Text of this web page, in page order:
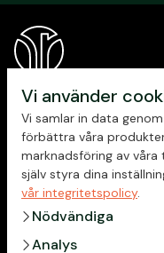
Vi använder
Vi samlar in data
förbättra våra
marknadsföring av
själv styra dina
vår integritetspolicy.
chevron_rightNödvändiga
chevron_rightAnalys
Integritetspolicy